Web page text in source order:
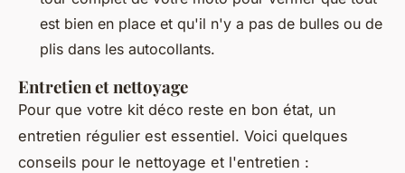
est bien en place et qu'il n'y a pas de bulles ou de
plis dans les autocollants.
Entretien et nettoyage
Pour que votre kit déco reste en bon état, un
entretien régulier est essentiel. Voici quelques
conseils pour le nettoyage et l'entretien :